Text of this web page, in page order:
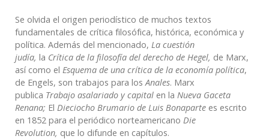
Se olvida el origen periodístico de muchos textos
fundamentales de crítica filosófica, histórica, económica y
política. Además del mencionado, La cuestión
judía, la Crítica de la filosofía del derecho de Hegel, de Marx,
así como el Esquema de una crítica de la economía política,
de Engels, son trabajos para los Anales. Marx
publica Trabajo asalariado y capital en la Nueva Gaceta
Renana; El Dieciocho Brumario de Luis Bonaparte es escrito
en 1852 para el periódico norteamericano Die
Revolution, que lo difunde en capítulos.